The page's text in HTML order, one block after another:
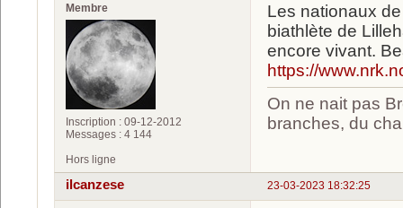
Membre
Inscription : 09-12-2012
Messages : 4 144
Les nationaux
biathlète de
encore vivant.
https://
On ne nait pas
branches, du
Hors ligne
23-03-2023 18:32:25
ilcanzese